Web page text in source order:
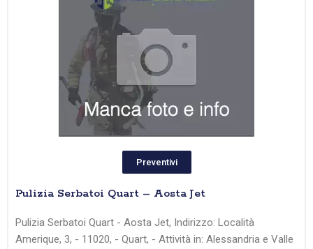
Preventivi
Pulizia Serbatoi Quart – Aosta Jet
Pulizia Serbatoi Quart - Aosta Jet, Indirizzo: Località
Amerique, 3, - 11020, - Quart, - Attività in: Alessandria e Valle